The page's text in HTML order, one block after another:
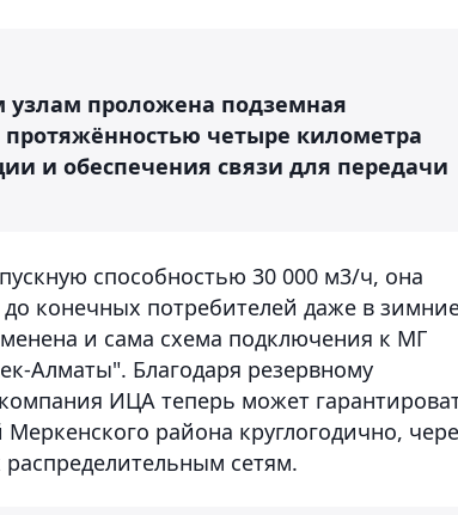
узлам проложена подземная
четыре километра
и обеспечения связи для передачи
способностью 30 000 м3/ч, она
конечных потребителей даже в
и сама схема подключения к МГ
Алматы". Благодаря резервному
ИЦА теперь может
района круглогодично,
сетям.